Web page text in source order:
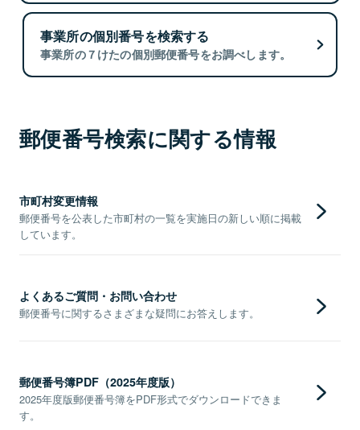
事業所の個別番号を検索する
事業所の７けたの個別郵便番号をお調べします。
郵便番号検索に関する情報
市町村変更情報
郵便番号を公表した市町村の一覧を実施日の新しい順に掲載
しています。
よくあるご質問・お問い合わせ
郵便番号に関するさまざまな疑問にお答えします。
郵便番号簿PDF（2025年度版）
2025年度版郵便番号簿をPDF形式でダウンロードできま
す。